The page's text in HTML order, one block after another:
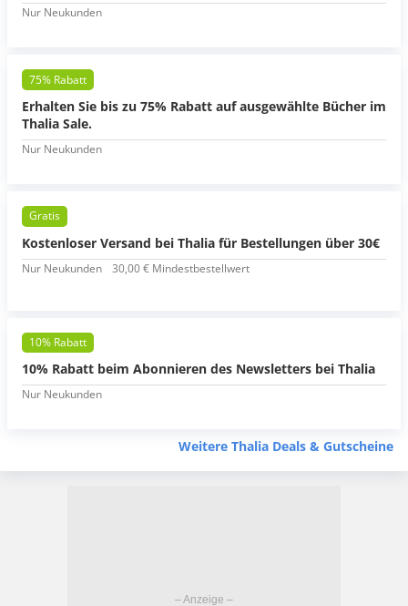
Nur Neukunden
75% Rabatt
Erhalten Sie bis zu 75% Rabatt auf ausgewählte Bücher im
Thalia Sale.
Nur Neukunden
Gratis
Kostenloser Versand bei Thalia für Bestellungen über 30€
Nur Neukunden 30,00 € Mindestbestellwert
10% Rabatt
10% Rabatt beim Abonnieren des Newsletters bei Thalia
Nur Neukunden
Weitere Thalia Deals & Gutscheine